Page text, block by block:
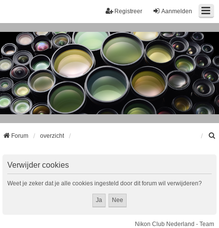
Aanmelden
Registreer
Forum overzicht
Verwijder cookies
Weet je zeker dat je alle cookies ingesteld door dit forum wil verwijderen?
Nikon Club Nederland - Team